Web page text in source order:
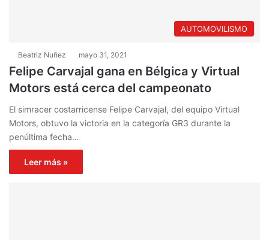
AUTOMOVILISMO
Beatriz Nuñez mayo 31, 2021
Felipe Carvajal gana en Bélgica y Virtual
Motors está cerca del campeonato
El simracer costarricense Felipe Carvajal, del equipo Virtual
Motors, obtuvo la victoria en la categoría GR3 durante la
penúltima fecha…
Leer más »